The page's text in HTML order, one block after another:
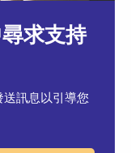
求支持
訊息以引導您